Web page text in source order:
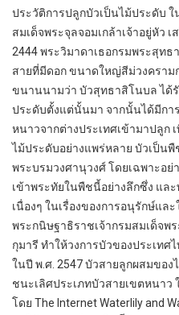
ประวัติการปลูกบัวเป็นไม้ประดับ
สมเด็จพระจุลจอมเกล้าเจ้าอยู่หัว
2444 พระวิมาดาเธอกรมพระสุท
สายที่มีดอก ขนาดใหญ่สีม่วงครา
ขนานนามว่า บัวสุทธาสิโนบล ได้
ประดับตั้งแต่นั้นมา จากนั้นได้มีกา
หนาวจากต่างประเทศเข้ามาปลูก
ไม้ประดับอย่างแพร่หลาย บัวเป็น
พระบรมวงศานุวงศ์ โดยเฉพาะอย่
เข้าพระทัยในพืชนี้อย่างลึกซึ่ง แล
เนื่องๆ ในเรื่องของการอนุรักษ์แล
พระกนิษฐาธิราชเจ้ากรมสมเด็จพ
กุมารี ทำให้วงการบัวของประเท
ในปี พ.ศ. 2547 บัวสายลูกผสมขอ
ชนะเลิศประเภทบัวสายเขตหนา
โดย The Internet Waterlily and